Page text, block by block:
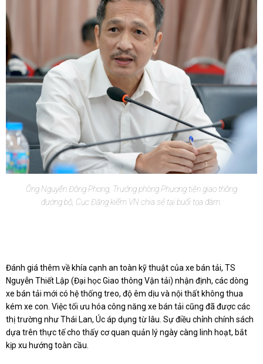
Ông Nguyễn Đông Phong, Trưởng phòng Phương tiện giao thông
đường bộ, Cục Đăng kiểm VN chia sẻ tại buổi tọa đàm.
Đánh giá thêm về khía cạnh an toàn kỹ thuật của xe bán tải, TS
Nguyễn Thiết Lập (Đại học Giao thông Vận tải) nhận định, các dòng
xe bán tải mới có hệ thống treo, độ êm dịu và nội thất không thua
kém xe con. Việc tối ưu hóa công năng xe bán tải cũng đã được các
thị trường như Thái Lan, Úc áp dụng từ lâu. Sự điều chỉnh chính sách
dựa trên thực tế cho thấy cơ quan quản lý ngày càng linh hoạt, bắt
kịp xu hướng toàn cầu.